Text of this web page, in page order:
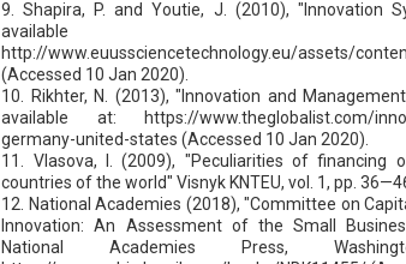
9. Shapira, P. and Youtie, J. (2010), "Innovation
http://www.euussciencetechnology.eu/assets/
(Accessed 10 Jan 2020).
10. Rikhter, N. (2013), "Innovation and
available at: https://www.theglobalist.com/
germany-united-states (Accessed 10 Jan 2020).
11. Vlasova, I. (2009), "Peculiarities of financing
countries of the world" Visnyk KNTEU, vol. 1, pp.
12. National Academies (2018), "Committee on
Innovation: An Assessment of the Small
National Academies Press,